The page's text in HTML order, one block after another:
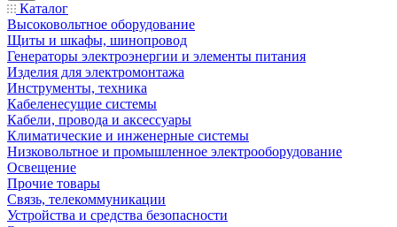
Каталог
Высоковольтное оборудование
Щиты и шкафы, шинопровод
Генераторы электроэнергии и элементы питания
Изделия для электромонтажа
Инструменты, техника
Кабеленесущие системы
Кабели, провода и аксессуары
Климатические и инженерные системы
Низковольтное и промышленное электрооборудование
Освещение
Прочие товары
Связь, телекоммуникации
Устройства и средства безопасности